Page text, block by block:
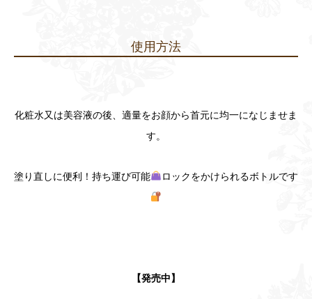
使用方法
化粧水又は美容液の後、適量をお顔から首元に均一になじませま
す。
塗り直しに便利！持ち運び可能 ロックをかけられるボトルです
【発売中】